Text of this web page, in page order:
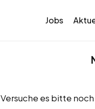
Jobs
Versuche es bitte